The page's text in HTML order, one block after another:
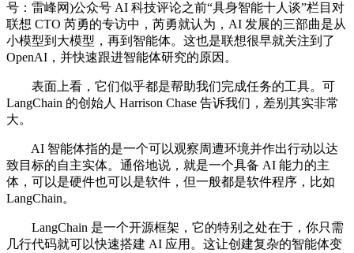
号：雷峰网)公众号 AI 科技评论之前“具身智能十人谈”栏目对
联想 CTO 芮勇的专访中，芮勇就认为，AI 发展的三部曲是从
小模型到大模型，再到智能体。这也是联想很早就关注到了
OpenAI，并快速跟进智能体研究的原因。
表面上看，它们似乎都是帮助我们完成任务的工具。可
LangChain 的创始人 Harrison Chase 告诉我们，差别其实非常
大。
AI 智能体指的是一个可以观察周遭环境并作出行动以达
致目标的自主实体。通俗地说，就是一个具备 AI 能力的主
体，可以是硬件也可以是软件，但一般都是软件程序，比如
LangChain。
LangChain 是一个开源框架，它的特别之处在于，你只需
几行代码就可以快速搭建 AI 应用。这让创建复杂的智能体变